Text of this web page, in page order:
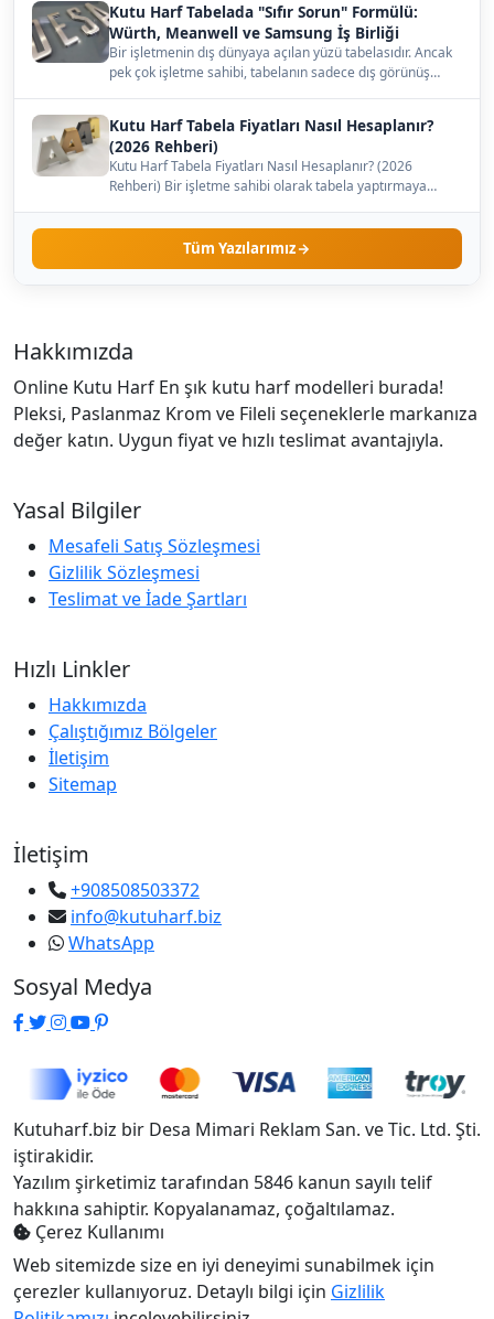
Kutu Harf Tabelada "Sıfır Sorun" Formülü:
Würth, Meanwell ve Samsung İş Birliği
Bir işletmenin dış dünyaya açılan yüzü tabelasıdır. Ancak
pek çok işletme sahibi, tabelanın sadece dış görünüş…
Kutu Harf Tabela Fiyatları Nasıl Hesaplanır?
(2026 Rehberi)
Kutu Harf Tabela Fiyatları Nasıl Hesaplanır? (2026
Rehberi) Bir işletme sahibi olarak tabela yaptırmaya
Tüm Yazılarımız
Hakkımızda
Online Kutu Harf En şık kutu harf modelleri burada!
Pleksi, Paslanmaz Krom ve Fileli seçeneklerle markanıza
değer katın. Uygun fiyat ve hızlı teslimat avantajıyla.
Yasal Bilgiler
Mesafeli Satış Sözleşmesi
Gizlilik Sözleşmesi
Teslimat ve İade Şartları
Hızlı Linkler
Hakkımızda
Çalıştığımız Bölgeler
İletişim
Sitemap
İletişim
+908508503372
info@kutuharf.biz
WhatsApp
Sosyal Medya
Kutuharf.biz bir Desa Mimari Reklam San. ve Tic. Ltd. Şti.
iştirakidir.
Yazılım şirketimiz tarafından 5846 kanun sayılı telif
hakkına sahiptir. Kopyalanamaz, çoğaltılamaz.
Çerez Kullanımı
Web sitemizde size en iyi deneyimi sunabilmek için
çerezler kullanıyoruz. Detaylı bilgi için Gizlilik